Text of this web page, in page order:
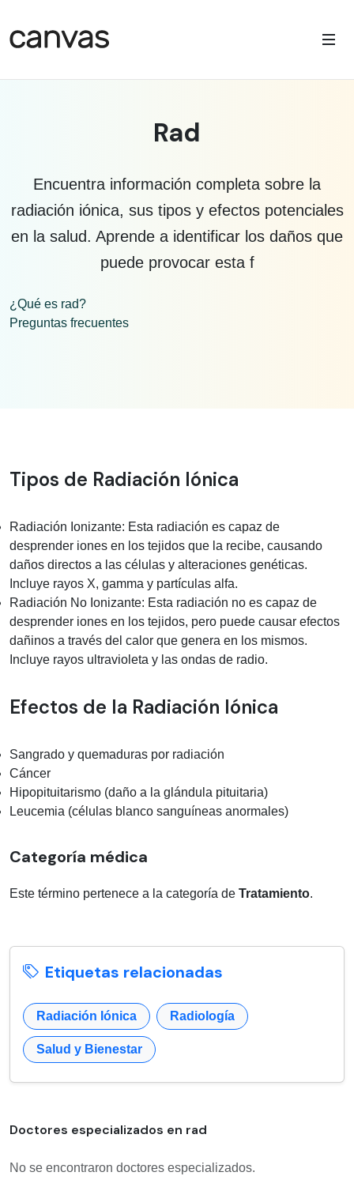
Rad
Encuentra información completa sobre la
radiación iónica, sus tipos y efectos potenciales
en la salud. Aprende a identificar los daños que
puede provocar esta f
¿Qué es rad?
Preguntas frecuentes
Información médica sobre rad
Tipos de Radiación Iónica
Radiación Ionizante: Esta radiación es capaz de
desprender iones en los tejidos que la recibe, causando
daños directos a las células y alteraciones genéticas.
Incluye rayos X, gamma y partículas alfa.
Radiación No Ionizante: Esta radiación no es capaz de
desprender iones en los tejidos, pero puede causar efectos
dañinos a través del calor que genera en los mismos.
Incluye rayos ultravioleta y las ondas de radio.
Efectos de la Radiación Iónica
Sangrado y quemaduras por radiación
Cáncer
Hipopituitarismo (daño a la glándula pituitaria)
Leucemia (células blanco sanguíneas anormales)
Categoría médica
Este término pertenece a la categoría de Tratamiento.
Etiquetas relacionadas
Radiación Iónica Radiología
Salud y Bienestar
Doctores especializados en rad
No se encontraron doctores especializados.